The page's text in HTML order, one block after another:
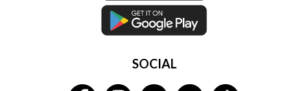
SOCIAL